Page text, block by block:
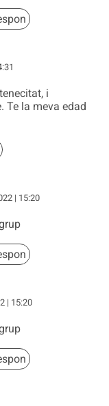
i
Te la meva edad
| 15:20
| 15:20